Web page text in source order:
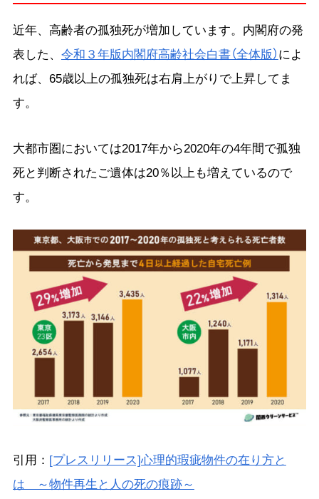
近年、高齢者の孤独死が増加しています。内閣府の発
表した、 令和３年版内閣府高齢社会白書（全体版）によ
れば、65歳以上の孤独死は右肩上がりで上昇してま
す。
大都市圏においては2017年から2020年の4年間で孤独
死と判断されたご遺体は20％以上も増えているので
す。
引用： [プレスリリース]心理的瑕疵物件の在り方と
は ～物件再生と人の死の痕跡～